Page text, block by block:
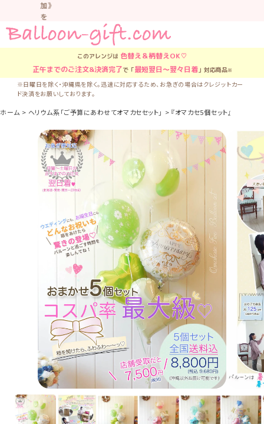
加》
を
お
す
す
し
て
い
す。
車
中
な
ど
置
う
だ
さ
い。
このアレンジは 色替え＆柄替えOK♡
正午までのご注文&決済完了で「最短翌日〜翌々日着」対応商品※
※日曜日を除く・沖縄県を除く。迅速に対応するため、お急ぎの場合はクレジットカー
ド決済をお願いしております。
ホーム ヘリウム系「ご予算にあわせてオマカセセット」 『オマカセ5個セット』＊ボリ